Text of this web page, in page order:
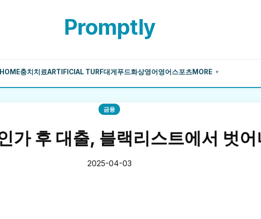
Promptly
충치치료ARTIFICIAL TURF대게 푸드화상영어 영어 스포츠MORE ▼
금융
가 후 대출, 블랙리스트에서 벗어
2025-04-03